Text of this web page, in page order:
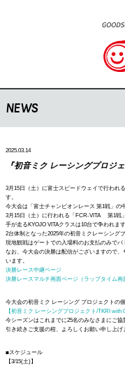
NEWS
2025.03.14
『初音ミク レーシングプロジ
3月15日（土）に富士スピードウェイで行われ
す。
今大会は「富士チャンピオンレース 第1戦」の
3月15日（土）に行われる「FCR-VITA 第1戦
手が走るKYOJO VITAクラスは10台で争われます
2台体制となった2025年の初音ミクレーシング
現地観戦はゲートでの入場料のお支払のみでパ
なお、今大会の決勝は配信がございますので
います。
決勝レース中継ページ
決勝レースマルチ画面ページ（ラップタイム画
今大会の初音ミク レーシング プロジェクトの
【初音ミク レーシングプロジェクト/TKRI with
今シーズンはこれまでに25名のみなさまにご協
引き続きご支援の程、よろしくお願い申し上げ
■スケジュール
【3/15(土)】